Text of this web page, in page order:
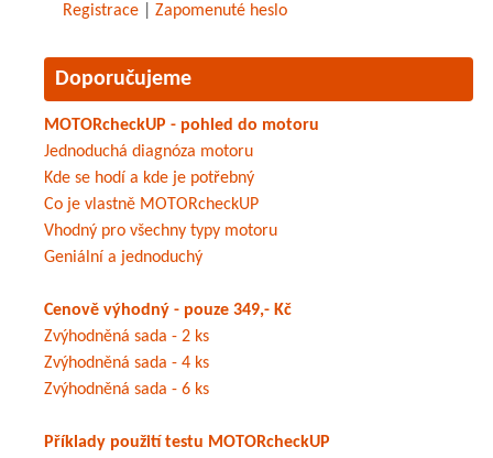
Registrace Zapomenuté heslo
Doporučujeme
MOTORcheckUP - pohled do motoru
Jednoduchá diagnóza motoru
Kde se hodí a kde je potřebný
Co je vlastně MOTORcheckUP
Vhodný pro všechny typy motoru
Geniální a jednoduchý
Cenově výhodný - pouze 349,- Kč
Zvýhodněná sada - 2 ks
Zvýhodněná sada - 4 ks
Zvýhodněná sada - 6 ks
Příklady použití testu MOTORcheckUP